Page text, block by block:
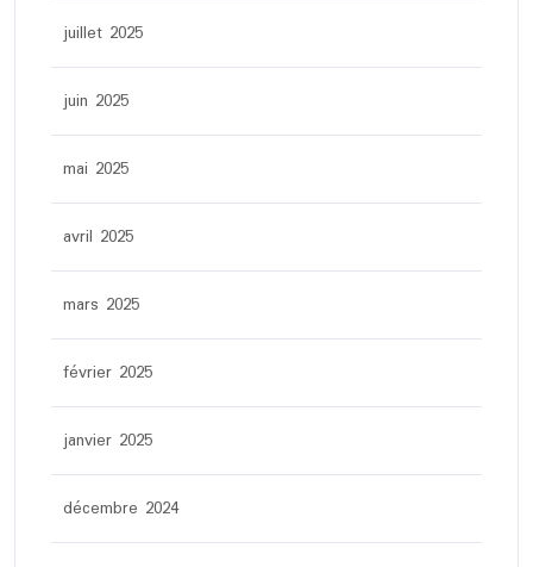
juillet 2025
juin 2025
mai 2025
avril 2025
mars 2025
février 2025
janvier 2025
décembre 2024